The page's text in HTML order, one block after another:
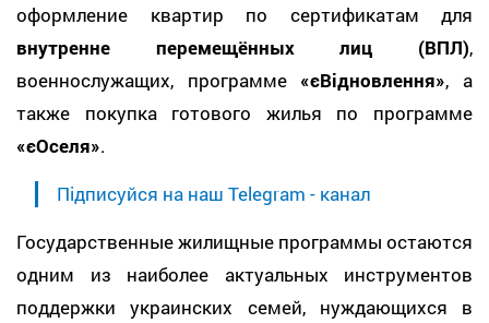
оформление квартир по сертификатам для
внутренне перемещённых лиц (ВПЛ),
военнослужащих, программе «єВідновлення», а
также покупка готового жилья по программе
«єОселя».
Підписуйся на наш Telegram - канал
Государственные жилищные программы остаются
одним из наиболее актуальных инструментов
поддержки украинских семей, нуждающихся в